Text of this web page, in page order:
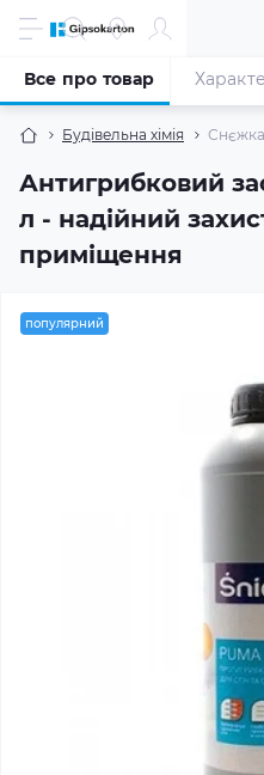
Будівельна хімія Снєжка
Антигрибковий
л - надійний
приміщення
Все про товар
популярний